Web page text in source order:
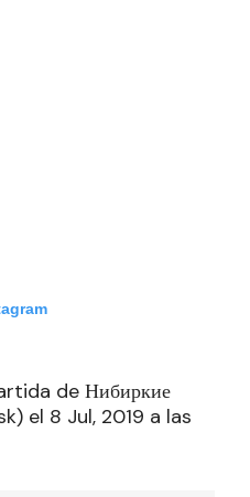
de Нибиркие
el 8 Jul, 2019 a las